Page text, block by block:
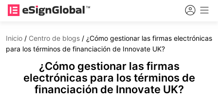
Inicio / Centro de blogs / ¿Cómo gestionar las firmas electrónicas
para los términos de financiación de Innovate UK?
¿Cómo gestionar las firmas
electrónicas para los términos de
financiación de Innovate UK?